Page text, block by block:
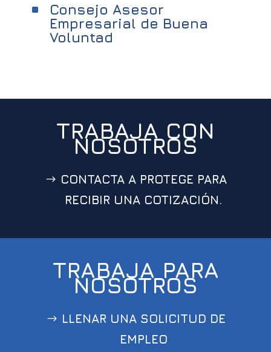
^
Consejo Asesor
Empresarial de Buena
Voluntad
TRABAJA CON
NOSOTROS
CONTACTA A PROTEGE PARA
RECIBIR UNA COTIZACIÓN.
TRABAJA PARA
NOSOTROS
LLENAR UNA SOLICITUD DE
EMPLEO